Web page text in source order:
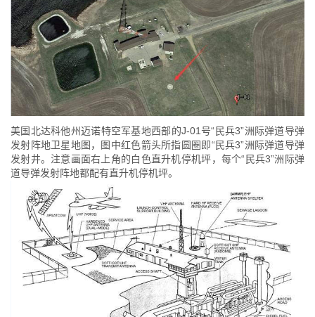
美国北达科他州迈诺特空军基地西部的J-01号“民兵3”洲际弹道导弹
发射阵地卫星地图，图中红色箭头所指圆圈即“民兵3”洲际弹道导弹
发射井。注意画面右上角的白色直升机停机坪，每个“民兵3”洲际弹
道导弹发射阵地都配有直升机停机坪。